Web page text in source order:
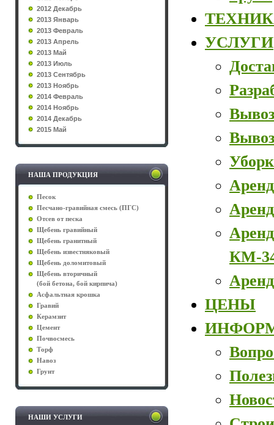
2012 Декабрь
2013 Январь
2013 Февраль
2013 Апрель
2013 Май
2013 Июль
2013 Сентябрь
2013 Ноябрь
2014 Февраль
2014 Ноябрь
2014 Декабрь
2015 Май
НАША ПРОДУКЦИЯ
Песок
Песчано-гравийная смесь (ПГС)
Отсев от песка
Щебень гравийный
Щебень гранитный
Щебень известняковый
Щебень доломитовый
Щебень вторичный
(бой бетона, бой кирпича)
Асфальтная крошка
Гравий
Керамзит
Цемент
Почвосмесь
Торф
Навоз
Грунт
НАШИ УСЛУГИ
УСЛУГИ
КМ-
ЦЕНЫ